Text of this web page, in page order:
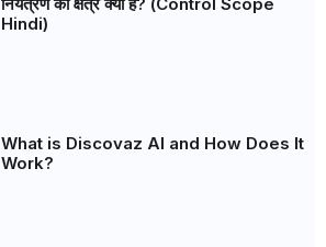
Hindi)
What is Discovaz AI and How Does It
Work?